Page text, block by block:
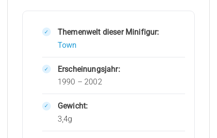
Themenwelt dieser Minifigur:
Town
Erscheinungsjahr:
1990 – 2002
Gewicht:
3,4g